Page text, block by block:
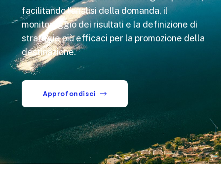
facilitando l’analisi della domanda, il
monitoraggio dei risultati e la definizione di
strategie più efficaci per la promozione della
destinazione.
Approfondisci